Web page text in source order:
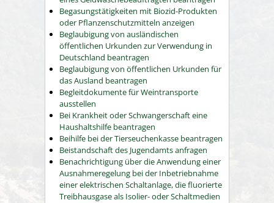
Begasungstätigkeiten mit Biozid-Produkten
oder Pflanzenschutzmitteln anzeigen
Beglaubigung von ausländischen
öffentlichen Urkunden zur Verwendung in
Deutschland beantragen
Beglaubigung von öffentlichen Urkunden für
das Ausland beantragen
Begleitdokumente für Weintransporte
ausstellen
Bei Krankheit oder Schwangerschaft eine
Haushaltshilfe beantragen
Beihilfe bei der Tierseuchenkasse beantragen
Beistandschaft des Jugendamts anfragen
Benachrichtigung über die Anwendung einer
Ausnahmeregelung bei der Inbetriebnahme
einer elektrischen Schaltanlage, die fluorierte
Treibhausgase als Isolier- oder Schaltmedien